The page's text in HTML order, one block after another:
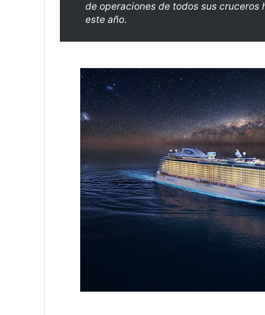
de operaciones de todos sus cruceros
este año.